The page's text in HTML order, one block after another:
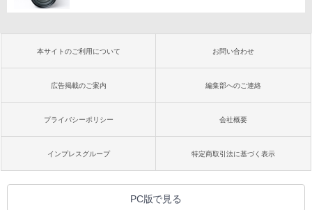
本サイトのご利用について お問い合わせ
広告掲載のご案内 編集部へのご連絡
プライバシーポリシー 会社概要
インプレスグループ 特定商取引法に基づく表示
PC版で見る